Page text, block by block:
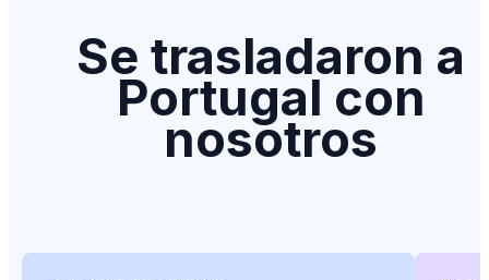
Se trasladaron a
Portugal con
nosotros